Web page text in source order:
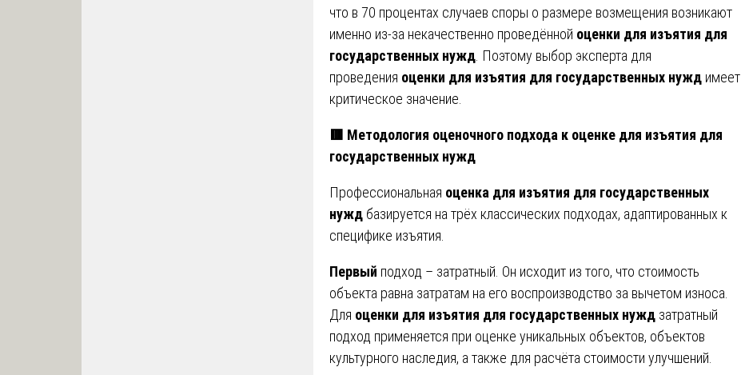
что в 70 процентах случаев споры о размере возмещения возникают
именно из-за некачественно проведённой оценки для изъятия для
государственных нужд . Поэтому выбор эксперта для
проведения оценки для изъятия для государственных нужд имеет
критическое значение.
🟥 Методология оценочного подхода к оценке для изъятия для
государственных нужд
Профессиональная оценка для изъятия для государственных
нужд базируется на трёх классических подходах, адаптированных к
специфике изъятия.
Первый подход – затратный. Он исходит из того, что стоимость
объекта равна затратам на его воспроизводство за вычетом износа.
Для оценки для изъятия для государственных нужд затратный
подход применяется при оценке уникальных объектов, объектов
культурного наследия, а также для расчёта стоимости улучшений.